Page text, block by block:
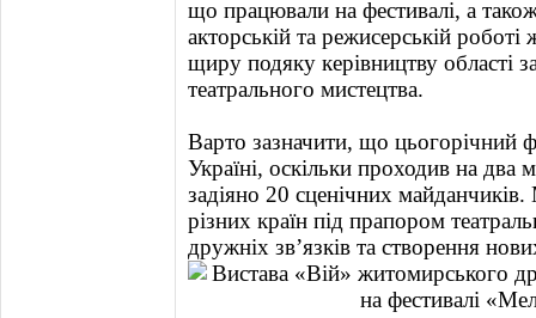
що працювали на фестивалі, а
акторській та режисерській
щиру подяку керівництву області
театрального мистецтва.
Варто зазначити, що цьогорічний
Україні, оскільки проходив на два
задіяно 20 сценічних
різних країн під прапором
дружніх зв’язків та створення